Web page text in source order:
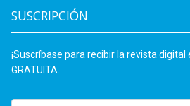
SUSCRIPCIÓN
¡Suscríbase para recibir la revista digital
GRATUITA.